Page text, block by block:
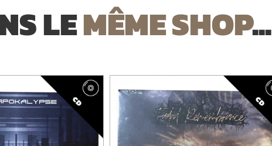
LEMÊME SHOP...